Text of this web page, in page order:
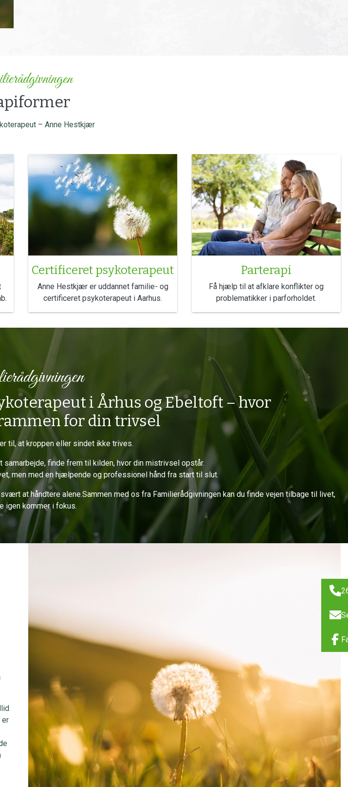
– Anne Hestkjær
Certificeret psykoterapeut
Anne Hestkjær er uddannet familie- og
certificeret psykoterapeut i Aarhus.
Parterapi
Få hjælp til at afklare konflikter og
problematikker i parforholdet.
i Århus og Ebeltoft – hvor
for din trivsel
til, at kroppen eller sindet ikke trives.
samarbejde, finde frem til kilden, hvor din mistrivsel opstår.
men med en hjælpende og professionel hånd fra start til slut.
at håndtere alene.Sammen med os fra Familierådgivningen kan du finde vejen tilbage til livet,
igen kommer i fokus.
er